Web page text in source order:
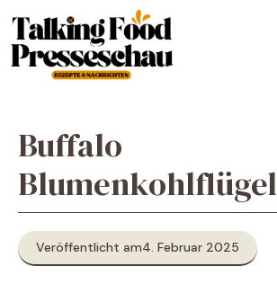
Inhalt
springen
Buffalo
Blumenkohlflügel
Veröffentlicht am4. Februar 2025